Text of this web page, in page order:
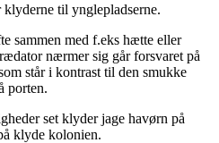
til ynglepladserne.
sammen med f.eks hætte eller
nærmer sig går forsvaret på
står i kontrast til den smukke
porten.
set klyder jage havørn på
klyde kolonien.